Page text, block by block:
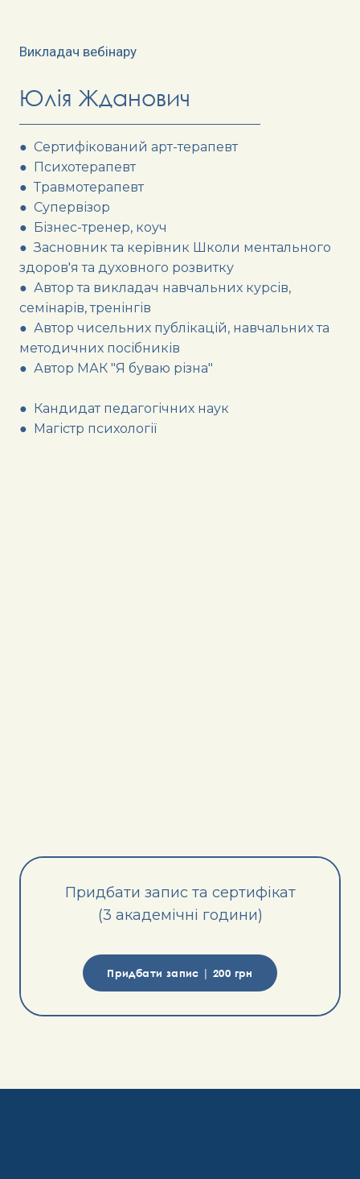
Викладач вебінару
Юлія Жданович
● Сертифікований арт-терапевт
● Психотерапевт
● Травмотерапевт
● Супервізор
● Бізнес-тренер, коуч
● Засновник та керівник Школи ментального
здоров'я та духовного розвитку
● Автор та викладач навчальних курсів,
семінарів, тренінгів
● Автор чисельних публікацій, навчальних та
методичних посібників
● Автор МАК "Я буваю різна"
● Кандидат педагогічних наук
● Магістр психології
Придбати запис та сертифікат
(3 академічні години)
Придбати запис | 200 грн